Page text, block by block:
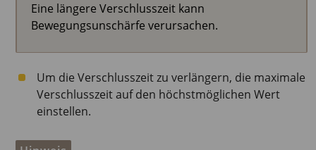
Eine längere Verschlusszeit kann
Bewegungsunschärfe verursachen.
Um die Verschlusszeit zu verlängern, die maximale
Verschlusszeit auf den höchstmöglichen Wert
einstellen.